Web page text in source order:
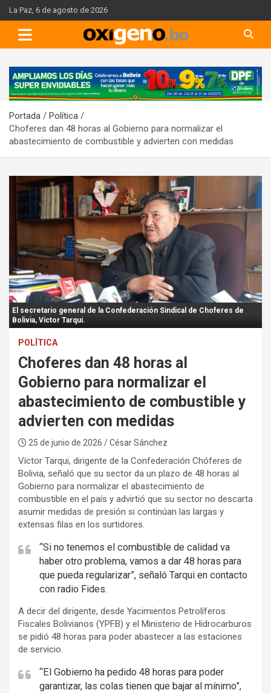
Skip
to
content
La Paz, 6 de agosto de 2026
A
d
e
r
t
s
e
m
n
:
Portada
Política
Choferes dan 48 horas al Gobierno para normalizar el
abastecimiento de combustible y advierten con medidas
El secretario general de la Confederación Sindical de Choferes de
Bolivia, Víctor Tarqui.
POLÍTICA
Choferes dan 48 horas al
Gobierno para normalizar el
abastecimiento de combustible y
advierten con medidas
25 de junio de 2026 / César Sánchez
Víctor Tarqui, dirigente de la Confederación Chóferes de
Bolivia, señaló que su sector da un plazo de 48 horas al
Gobierno para normalizar el abastecimiento de
combustible en el país y advirtió que su sector no descarta
asumir medidas de presión si continúan las largas y
extensas filas en los surtidores.
“Si no tenemos el combustible de calidad va
haber otro problema, vamos a dar 48 horas para
que pueda regularizar”, señaló Tarqui en contacto
con radio Fides.
A decir del dirigente, desde Yacimientos Petrolíferos
Fiscales Bolivianos (YPFB) y el Ministerio de Hidrocarburos
se pidió 48 horas para poder abastecer a las estaciones
de servicio.
“El Gobierno ha pedido 48 horas para poder
garantizar, las colas tienen que bajar al mínimo”,